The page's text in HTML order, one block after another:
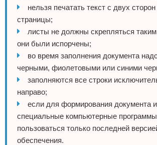
нельзя печатать текст с двух
страницы;
листы не должны скрепляться
они были испорчены;
во время заполнения документа
черными, фиолетовыми или синими
заполняются все строки
направо;
если для формирования документа
специальные компьютерные
пользоваться только последней
обеспечения.